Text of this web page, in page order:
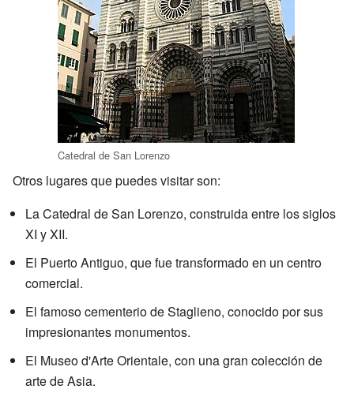
Catedral de San Lorenzo
Otros lugares que puedes visitar son:
La Catedral de San Lorenzo, construida entre los siglos
XI y XII.
El Puerto Antiguo, que fue transformado en un centro
comercial.
El famoso cementerio de Staglieno, conocido por sus
impresionantes monumentos.
El Museo d'Arte Orientale, con una gran colección de
arte de Asia.